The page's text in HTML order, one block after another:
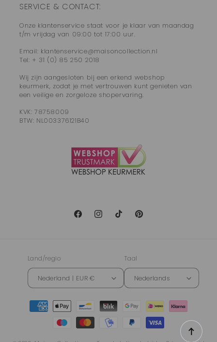
SERVICE & CONTACT:
Onze klantenservice staat voor je klaar van maandag
t/m vrijdag van 09:00 tot 17:00 uur.
Email: klantenservice@maisoncollection.nl
Tel: + 31 (0) 85 250 2018
Wij zijn aangesloten bij een erkend webshop
keurmerk, zodat je met vertrouwen kunt genieten van
een veilige en zorgeloze shopervaring.
KVK: 78758009
BTW: NL003376121B40
FacebookInstagram
TikTok Pinterest
Land/regio
Nederland | EUR €
Taal
Nederlands
Betaalmethoden